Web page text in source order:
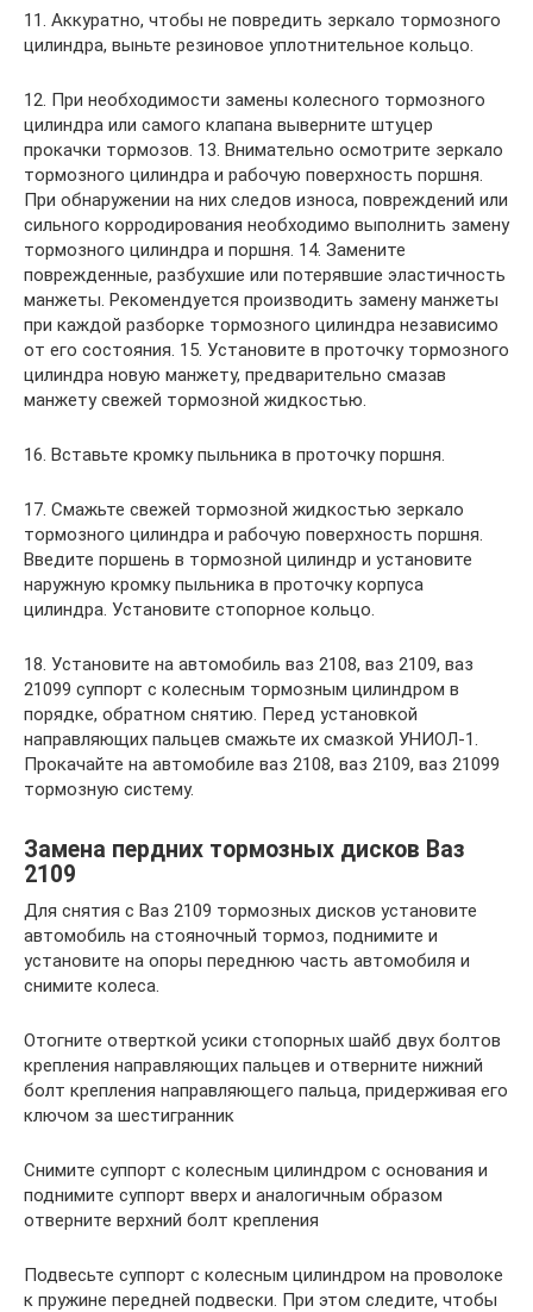
11. Аккуратно, чтобы не повредить зеркало тормозного
цилиндра, выньте резиновое уплотнительное кольцо.
12. При необходимости замены колесного тормозного
цилиндра или самого клапана выверните штуцер
прокачки тормозов. 13. Внимательно осмотрите зеркало
тормозного цилиндра и рабочую поверхность поршня.
При обнаружении на них следов износа, повреждений или
сильного корродирования необходимо выполнить замену
тормозного цилиндра и поршня. 14. Замените
поврежденные, разбухшие или потерявшие эластичность
манжеты. Рекомендуется производить замену манжеты
при каждой разборке тормозного цилиндра независимо
от его состояния. 15. Установите в проточку тормозного
цилиндра новую манжету, предварительно смазав
манжету свежей тормозной жидкостью.
16. Вставьте кромку пыльника в проточку поршня.
17. Смажьте свежей тормозной жидкостью зеркало
тормозного цилиндра и рабочую поверхность поршня.
Введите поршень в тормозной цилиндр и установите
наружную кромку пыльника в проточку корпуса
цилиндра. Установите стопорное кольцо.
18. Установите на автомобиль ваз 2108, ваз 2109, ваз
21099 суппорт с колесным тормозным цилиндром в
порядке, обратном снятию. Перед установкой
направляющих пальцев смажьте их смазкой УНИОЛ-1.
Прокачайте на автомобиле ваз 2108, ваз 2109, ваз 21099
тормозную систему.
Замена пердних тормозных дисков Ваз
2109
Для снятия с Ваз 2109 тормозных дисков установите
автомобиль на стояночный тормоз, поднимите и
установите на опоры переднюю часть автомобиля и
снимите колеса.
Отогните отверткой усики стопорных шайб двух болтов
крепления направляющих пальцев и отверните нижний
болт крепления направляющего пальца, придерживая его
ключом за шестигранник
Снимите суппорт с колесным цилиндром с основания и
поднимите суппорт вверх и аналогичным образом
отверните верхний болт крепления
Подвесьте суппорт с колесным цилиндром на проволоке
к пружине передней подвески. При этом следите, чтобы